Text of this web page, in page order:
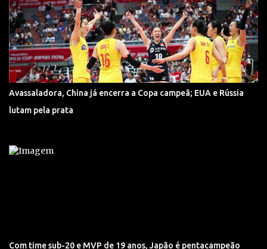
Avassaladora, China já encerra a Copa campeã; EUA e Rússia
lutam pela prata
Com time sub-20 e MVP de 19 anos, Japão é pentacampeão